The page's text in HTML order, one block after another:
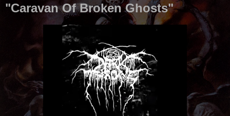
"Caravan Of Broken Ghosts"